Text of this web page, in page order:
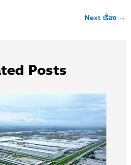
Next เรื่อง →
Posts